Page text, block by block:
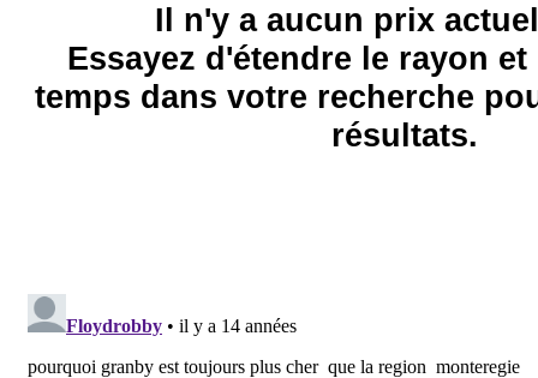
Il n'y a aucun prix
Essayez d'étendre le rayon
temps dans votre recherche
résultats.